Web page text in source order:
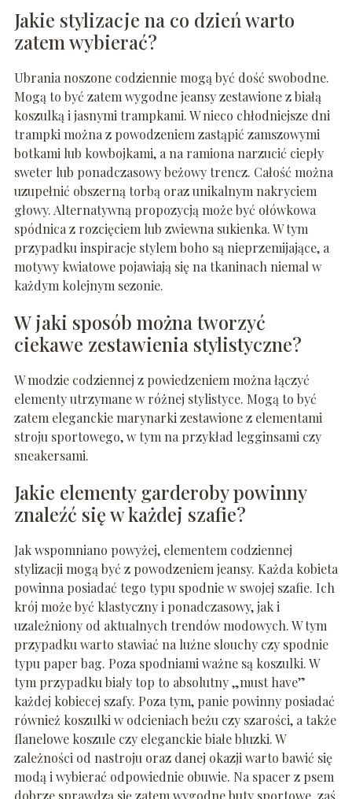
Jakie stylizacje na co dzień warto
zatem wybierać?
Ubrania noszone codziennie mogą być dość swobodne.
Mogą to być zatem wygodne jeansy zestawione z białą
koszulką i jasnymi trampkami. W nieco chłodniejsze dni
trampki można z powodzeniem zastąpić zamszowymi
botkami lub kowbojkami, a na ramiona narzucić ciepły
sweter lub ponadczasowy beżowy trencz. Całość można
uzupełnić obszerną torbą oraz unikalnym nakryciem
głowy. Alternatywną propozycją może być ołówkowa
spódnica z rozcięciem lub zwiewna sukienka. W tym
przypadku inspiracje stylem boho są nieprzemijające, a
motywy kwiatowe pojawiają się na tkaninach niemal w
każdym kolejnym sezonie.
W jaki sposób można tworzyć
ciekawe zestawienia stylistyczne?
W modzie codziennej z powiedzeniem można łączyć
elementy utrzymane w różnej stylistyce. Mogą to być
zatem eleganckie marynarki zestawione z elementami
stroju sportowego, w tym na przykład legginsami czy
sneakersami.
Jakie elementy garderoby powinny
znaleźć się w każdej szafie?
Jak wspomniano powyżej, elementem codziennej
stylizacji mogą być z powodzeniem jeansy. Każda kobieta
powinna posiadać tego typu spodnie w swojej szafie. Ich
krój może być klastyczny i ponadczasowy, jak i
uzależniony od aktualnych trendów modowych. W tym
przypadku warto stawiać na luźne slouchy czy spodnie
typu paper bag. Poza spodniami ważne są koszulki. W
tym przypadku biały top to absolutny „must have”
każdej kobiecej szafy. Poza tym, panie powinny posiadać
również koszulki w odcieniach beżu czy szarości, a także
flanelowe koszule czy eleganckie białe bluzki. W
zależności od nastroju oraz danej okazji warto bawić się
modą i wybierać odpowiednie obuwie. Na spacer z psem
dobrze sprawdzą się zatem wygodne buty sportowe, zaś